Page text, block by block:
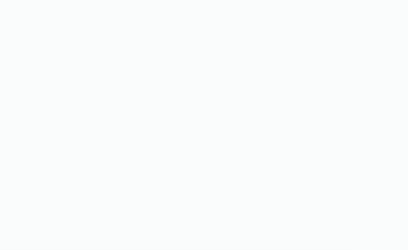
materialen voor opleidingen op het gebied van beveiliging
te helpen hun bedrijf te laten groeien.
uw teksten met behulp van het AI-platform van Advisera,